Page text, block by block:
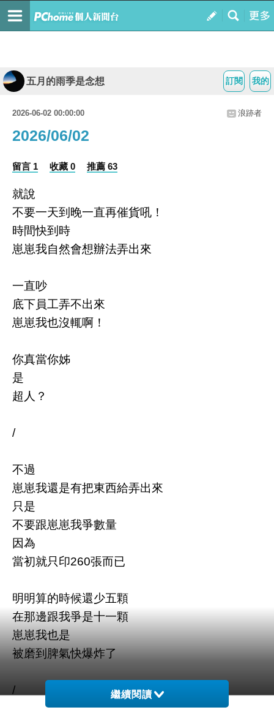
我的
訂閱
五月的雨季是念想
2026-06-02 00:00:00 浪跡者
2026/06/02
留言 1 收藏 0 推薦 63
就說
不要一天到晚一直再催貨吼！
時間快到時
崽崽我自然會想辦法弄出來
一直吵
底下員工弄不出來
崽崽我也沒輒啊！
你真當你姊
是
超人？
/
不過
崽崽我還是有把東西給弄出來
只是
不要跟崽崽我爭數量
因為
當初就只印260張而已
明明算的時候還少五顆
在那邊跟我爭是十一顆
崽崽我也是
被磨到脾氣快爆炸了
/ 繼續閱讀